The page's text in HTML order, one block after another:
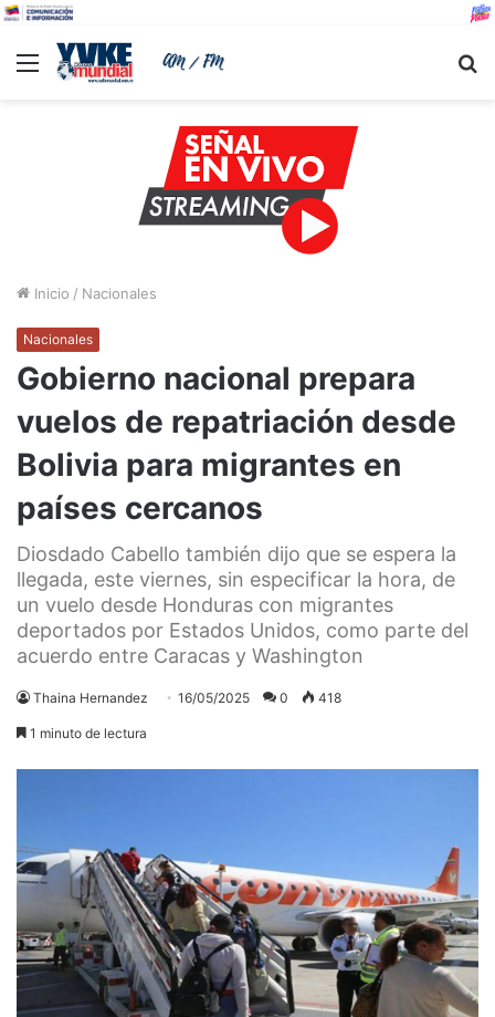
Menu
Inicio / Nacionales
Nacionales
Gobierno nacional prepara
vuelos de repatriación desde
Bolivia para migrantes en
países cercanos
Diosdado Cabello también dijo que se espera la
llegada, este viernes, sin especificar la hora, de
un vuelo desde Honduras con migrantes
deportados por Estados Unidos, como parte del
acuerdo entre Caracas y Washington
Thaina Hernandez 16/05/2025 0 418
1 minuto de lectura